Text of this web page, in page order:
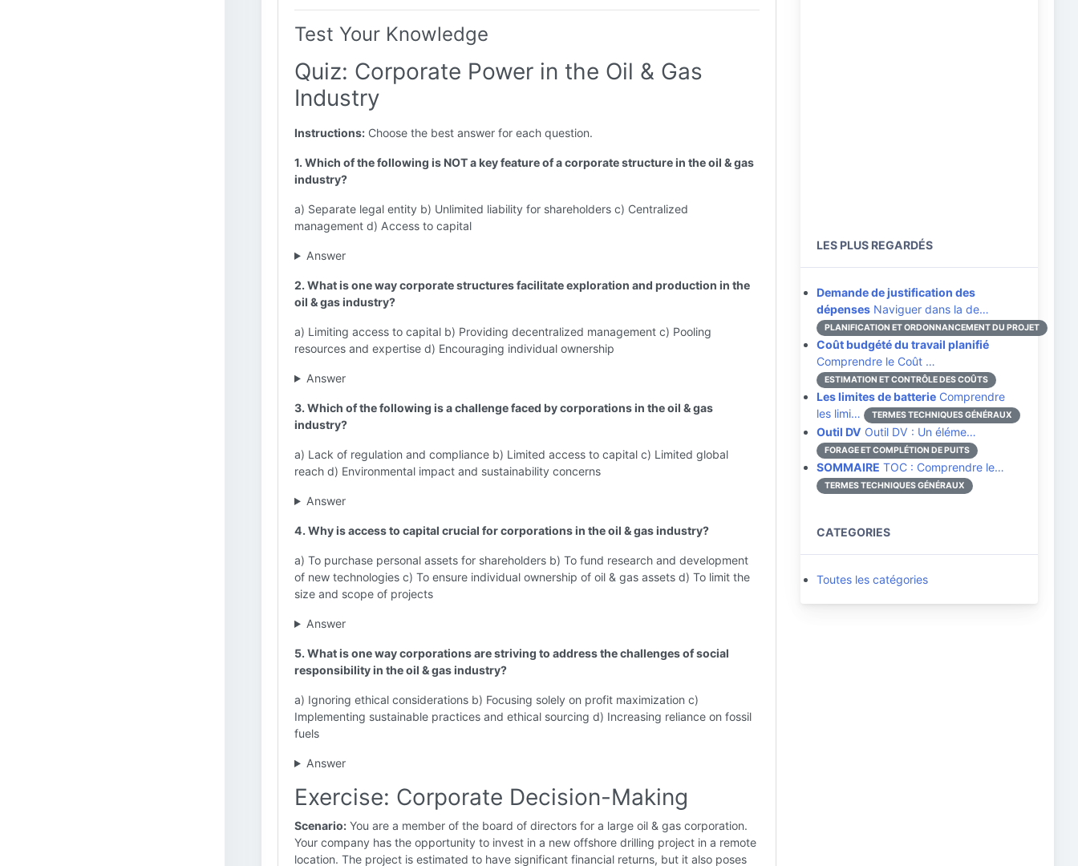
Test Your Knowledge
Quiz: Corporate Power in the Oil & Gas
Industry
Instructions: Choose the best answer for each question.
1. Which of the following is NOT a key feature of a corporate structure in the oil & gas
industry?
a) Separate legal entity b) Unlimited liability for shareholders c) Centralized
management d) Access to capital
Answer
2. What is one way corporate structures facilitate exploration and production in the
oil & gas industry?
a) Limiting access to capital b) Providing decentralized management c) Pooling
resources and expertise d) Encouraging individual ownership
Answer
3. Which of the following is a challenge faced by corporations in the oil & gas
industry?
a) Lack of regulation and compliance b) Limited access to capital c) Limited global
reach d) Environmental impact and sustainability concerns
Answer
4. Why is access to capital crucial for corporations in the oil & gas industry?
a) To purchase personal assets for shareholders b) To fund research and development
of new technologies c) To ensure individual ownership of oil & gas assets d) To limit the
size and scope of projects
Answer
5. What is one way corporations are striving to address the challenges of social
responsibility in the oil & gas industry?
a) Ignoring ethical considerations b) Focusing solely on profit maximization c)
Implementing sustainable practices and ethical sourcing d) Increasing reliance on fossil
fuels
Answer
Exercise: Corporate Decision-Making
Scenario: You are a member of the board of directors for a large oil & gas corporation.
Your company has the opportunity to invest in a new offshore drilling project in a remote
location. The project is estimated to have significant financial returns, but it also poses
LES PLUS REGARDÉS
Demande de justification des
dépenses Naviguer dans la de…
PLANIFICATION ET ORDONNANCEMENT DU PROJET
Coût budgété du travail planifié
Comprendre le Coût …
ESTIMATION ET CONTRÔLE DES COÛTS
Les limites de batterie Comprendre
les limi…
TERMES TECHNIQUES GÉNÉRAUX
Outil DV Outil DV : Un éléme…
FORAGE ET COMPLÉTION DE PUITS
SOMMAIRE TOC : Comprendre le…
TERMES TECHNIQUES GÉNÉRAUX
CATEGORIES
Toutes les catégories